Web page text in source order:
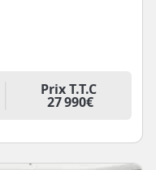
Prix T.T.C
27 990€